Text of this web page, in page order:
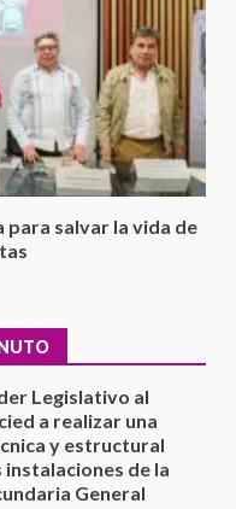
para salvar la vida de
organizada y
y tranquilidad
electoral
de Santiago
Romero
Legislativo al
General
Garza
justicia social para